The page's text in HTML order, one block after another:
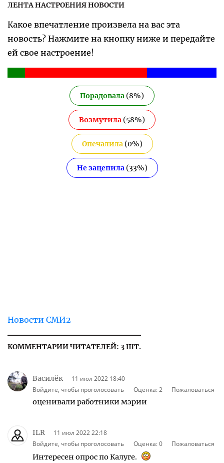
ЛЕНТА НАСТРОЕНИЯ НОВОСТИ
Какое впечатление произвела на вас эта
новость? Нажмите на кнопку ниже и передайте
ей свое настроение!
Порадовала (8%)
Возмутила (58%)
Опечалила(0%)
Не зацепила(33%)
Новости СМИ2
КОММЕНТАРИИ ЧИТАТЕЛЕЙ: 3 ШТ.
Василёк
11 июл 2022 18:40
Войдите, чтобы проголосовать
Оценка:2 Пожаловаться
оценивали работники мэрии
ILR
11 июл 2022 22:18
Войдите, чтобы проголосовать
Оценка:0 Пожаловаться
Интересен опрос по Калуге.